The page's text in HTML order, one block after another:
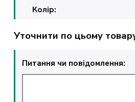
Колір:
Уточнити по цьому
Питання чи повідомлення: